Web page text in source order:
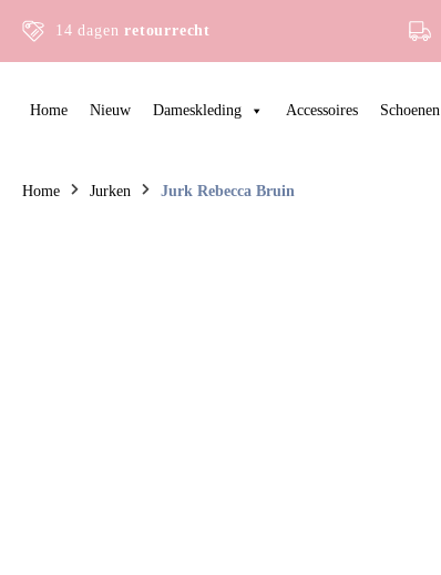
14 dagenretourrecht
Home Nieuw Dameskleding Accessoires Schoenen
Home Jurken Jurk Rebecca Bruin